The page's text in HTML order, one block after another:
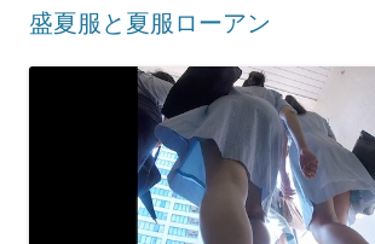
盛夏服と夏服ローアン